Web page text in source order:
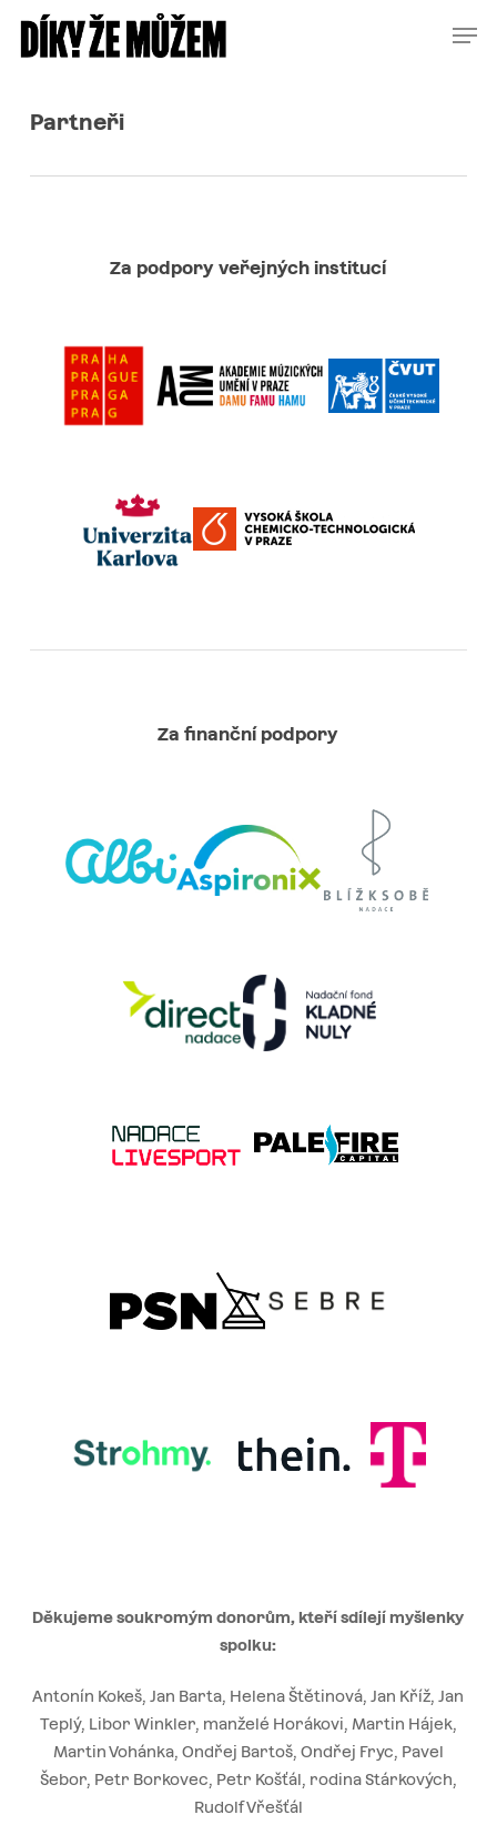
Partneři
Za podpory veřejných institucí
Za finanční podpory
Děkujeme soukromým donorům, kteří sdílejí myšlenky
spolku:
Antonín Kokeš, Jan Barta, Helena Štětinová, Jan Kříž, Jan
Teplý, Libor Winkler, manželé Horákovi, Martin Hájek,
Martin Vohánka, Ondřej Bartoš, Ondřej Fryc, Pavel
Šebor, Petr Borkovec, Petr Košťál, rodina Stárkových,
Rudolf Vřešťál